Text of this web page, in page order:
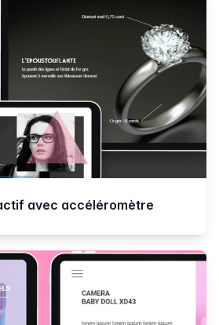
avec accéléromètre